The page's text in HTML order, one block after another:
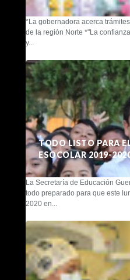
*La gobernadora acerca
de la región Norte *"La
y...
TODO LISTO PARA
ESOCOLAR 2019-
La Secretaría de Educación
todo preparado para que este
2020 en...